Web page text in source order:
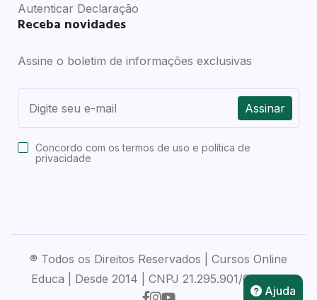
Autenticar Declaração
Receba novidades
Assine o boletim de informações exclusivas
Assinar
Concordo com ostermos de uso e política de
privacidade
® Todos os Direitos Reservados | Cursos Online
Educa | Desde 2014 | CNPJ 21.295.901/0001-28
Ajuda